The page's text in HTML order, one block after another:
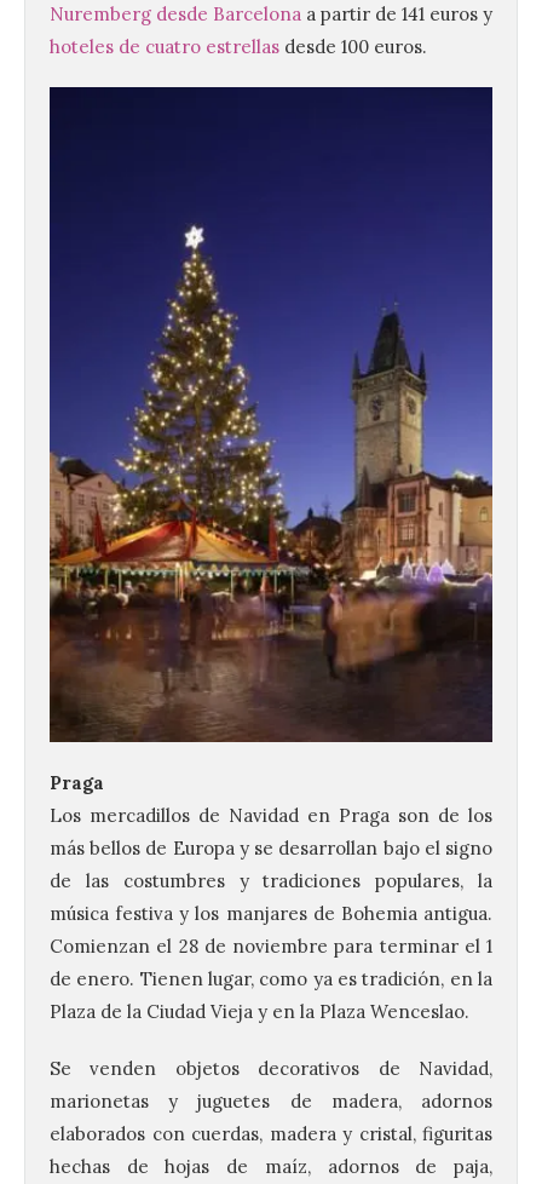
Nuremberg desde Barcelona a partir de 141 euros y
hoteles de cuatro estrellas desde 100 euros.
Praga
Los mercadillos de Navidad en Praga son de los
más bellos de Europa y se desarrollan bajo el signo
de las costumbres y tradiciones populares, la
música festiva y los manjares de Bohemia antigua.
Comienzan el 28 de noviembre para terminar el 1
de enero. Tienen lugar, como ya es tradición, en la
Plaza de la Ciudad Vieja y en la Plaza Wenceslao.
Se venden objetos decorativos de Navidad,
marionetas y juguetes de madera, adornos
elaborados con cuerdas, madera y cristal, figuritas
hechas de hojas de maíz, adornos de paja,